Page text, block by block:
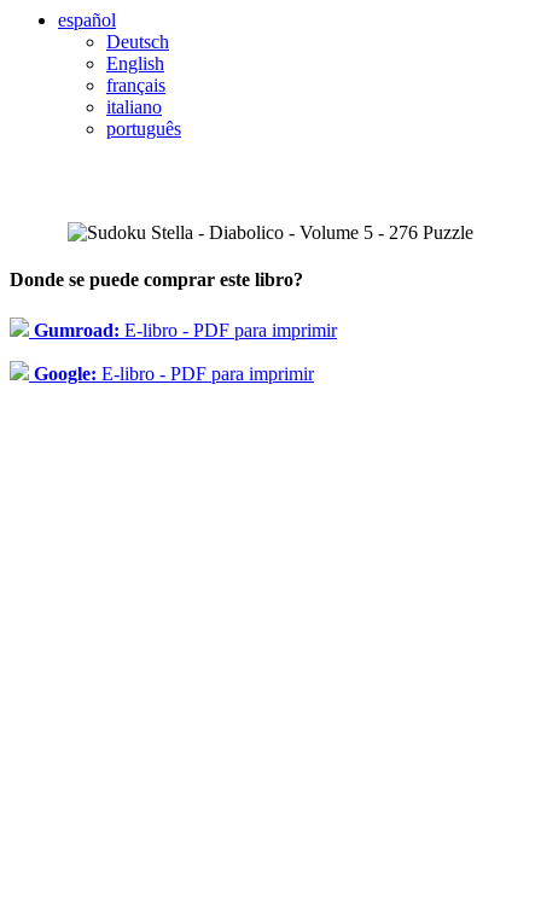
español
Deutsch
English
français
italiano
português
Donde se puede comprar este libro?
Gumroad: E-libro - PDF para imprimir
Google: E-libro - PDF para imprimir